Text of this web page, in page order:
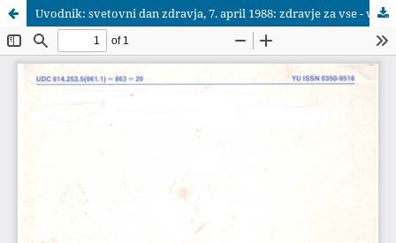
Uvodnik: svetovni dan zdravja, 7. april 1988: zdravje za vse - vsi za zdravje